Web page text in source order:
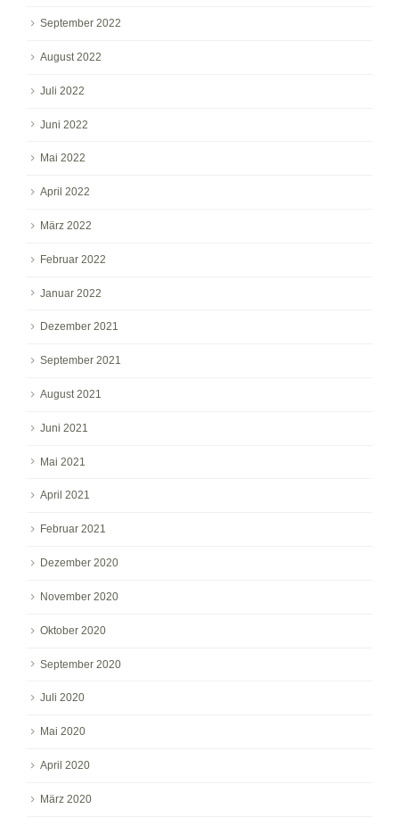
September 2022
August 2022
Juli 2022
Juni 2022
Mai 2022
April 2022
März 2022
Februar 2022
Januar 2022
Dezember 2021
September 2021
August 2021
Juni 2021
Mai 2021
April 2021
Februar 2021
Dezember 2020
November 2020
Oktober 2020
September 2020
Juli 2020
Mai 2020
April 2020
März 2020